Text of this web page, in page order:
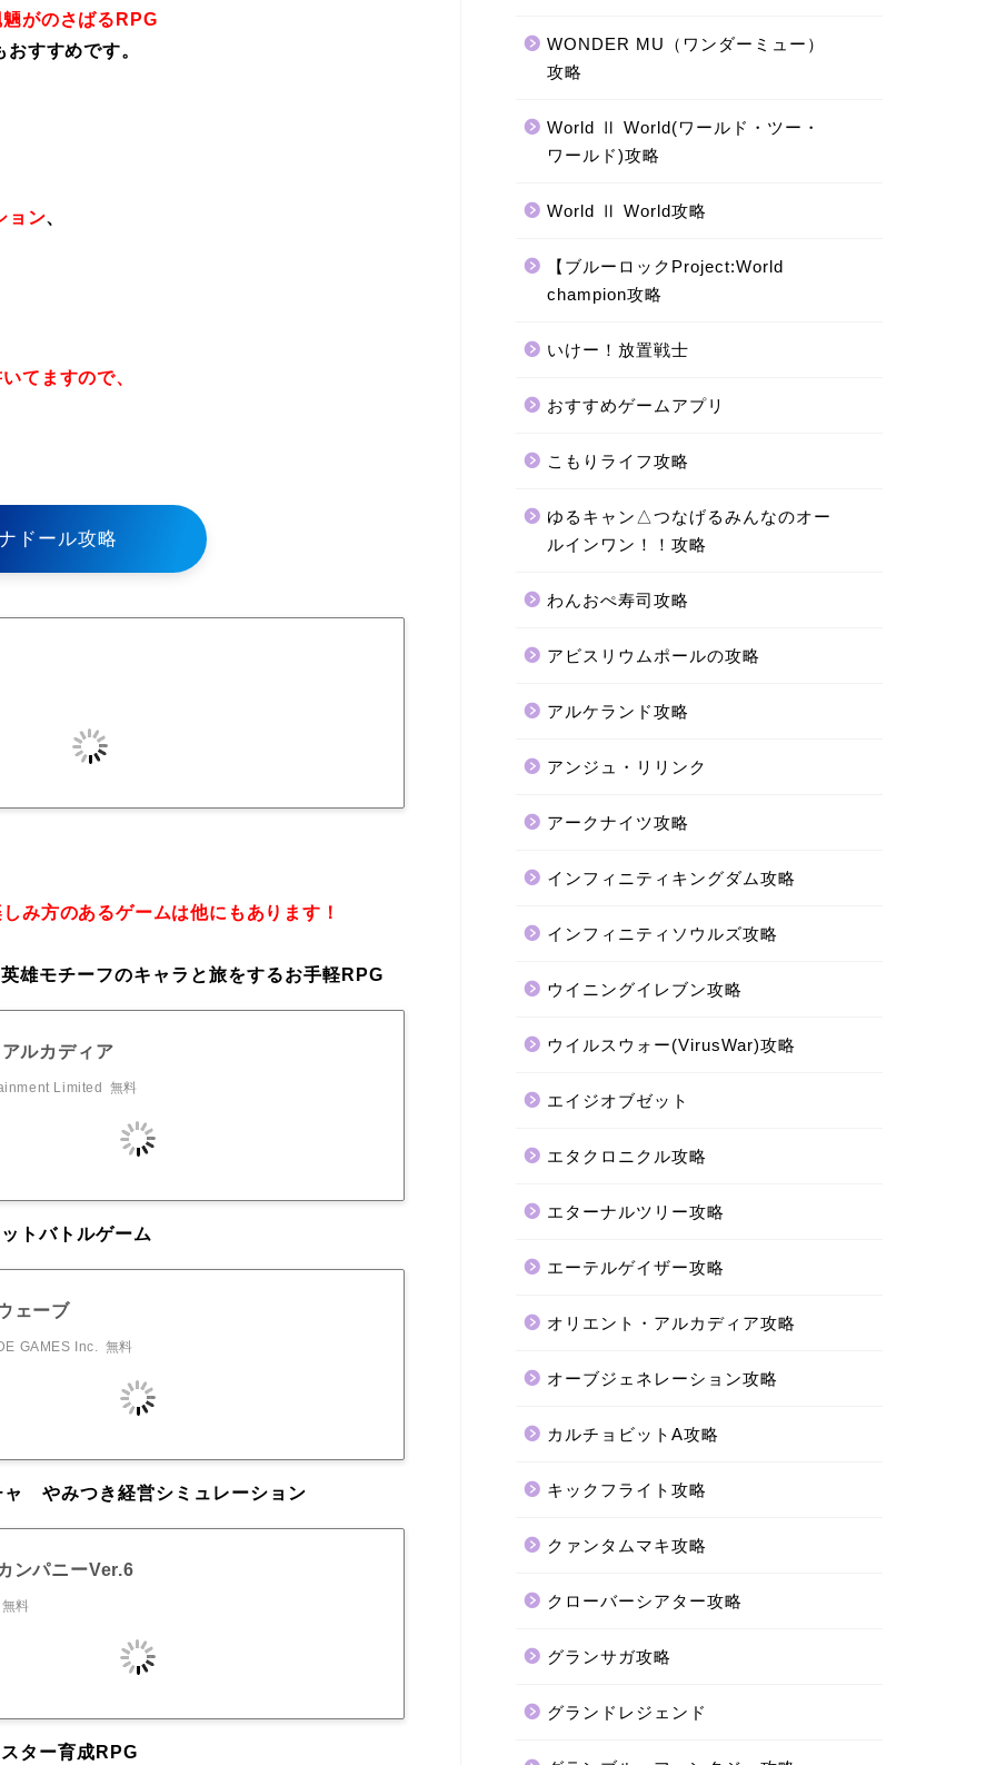
がのさばるRPG
おすすめです。
ョン、
てますので、
ドール攻略
み方のあるゲームは他にもあります！
雄モチーフのキャラと旅をするお手軽RPG
ルカディア
Limited 無料
トバトルゲーム
ェーブ
GAMES Inc. 無料
ャ やみつき経営シミュレーション
ンパニーVer.6
無料
ター育成RPG
WONDER MU（ワンダーミュー）
攻略
World Ⅱ World(ワールド・ツー・
ワールド)攻略
World Ⅱ World攻略
【ブルーロックProject:World
champion攻略
いけー！放置戦士
おすすめゲームアプリ
こもりライフ攻略
ゆるキャン△つなげるみんなのオー
ルインワン！！攻略
わんおぺ寿司攻略
アビスリウムポールの攻略
アルケランド攻略
アンジュ・リリンク
アークナイツ攻略
インフィニティキングダム攻略
インフィニティソウルズ攻略
ウイニングイレブン攻略
ウイルスウォー(VirusWar)攻略
エイジオブゼット
エタクロニクル攻略
エターナルツリー攻略
エーテルゲイザー攻略
オリエント・アルカディア攻略
オーブジェネレーション攻略
カルチョビットA攻略
キックフライト攻略
クァンタムマキ攻略
クローバーシアター攻略
グランサガ攻略
グランドレジェンド